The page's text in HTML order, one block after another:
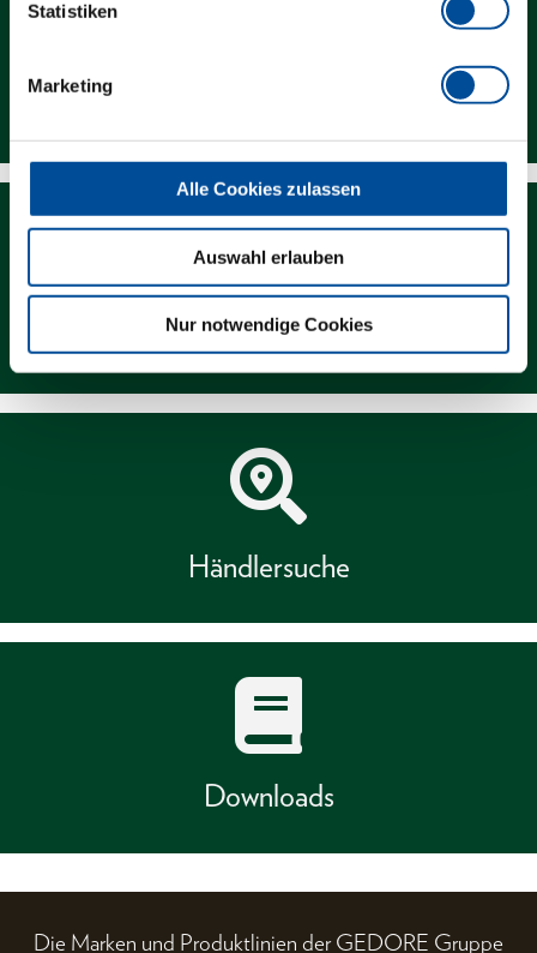
Statistiken
Marketing
Alle Cookies zulassen
Auswahl erlauben
Nur notwendige Cookies
Newsletter
Händlersuche
Downloads
Die Marken und Produktlinien der GEDORE Gruppe